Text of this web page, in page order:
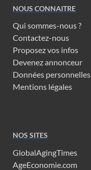
NOUS CONNAITRE
Qui sommes-nous ?
Contactez-nous
Proposez vos infos
Devenez annonceur
Données personnelles
Mentions légales
NOS SITES
GlobalAgingTimes
AgeEconomie.com